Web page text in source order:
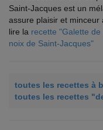
Saint-Jacques est un
assure plaisir et minceur
lire la recette "Galette
noix de Saint-Jacques"
toutes les recettes à
toutes les recettes